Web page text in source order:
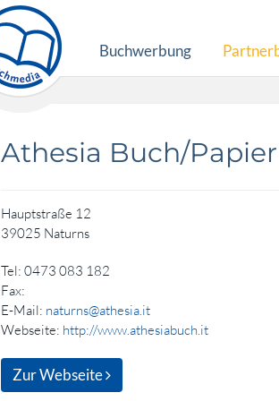
Buchwerbung
Athesia Buch/
Hauptstraße 12
39025 Naturns
Tel: 0473 083 182
Fax:
E-Mail: naturns@athesia.it
Webseite: http://www.athesiabuch.it
Zur Webseite